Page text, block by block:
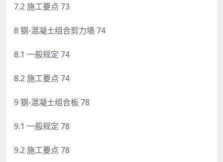
7.2 施工要点 73
8 钢-混凝土组合剪力墙 74
8.1 一般规定 74
8.2 施工要点 74
9 钢-混凝土组合板 78
9.1 一般规定 78
9.2 施工要点 78